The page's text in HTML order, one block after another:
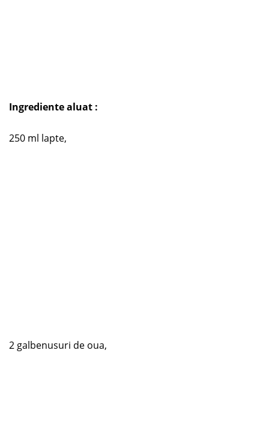
Ingrediente aluat :
250 ml lapte,
2 galbenusuri de oua,